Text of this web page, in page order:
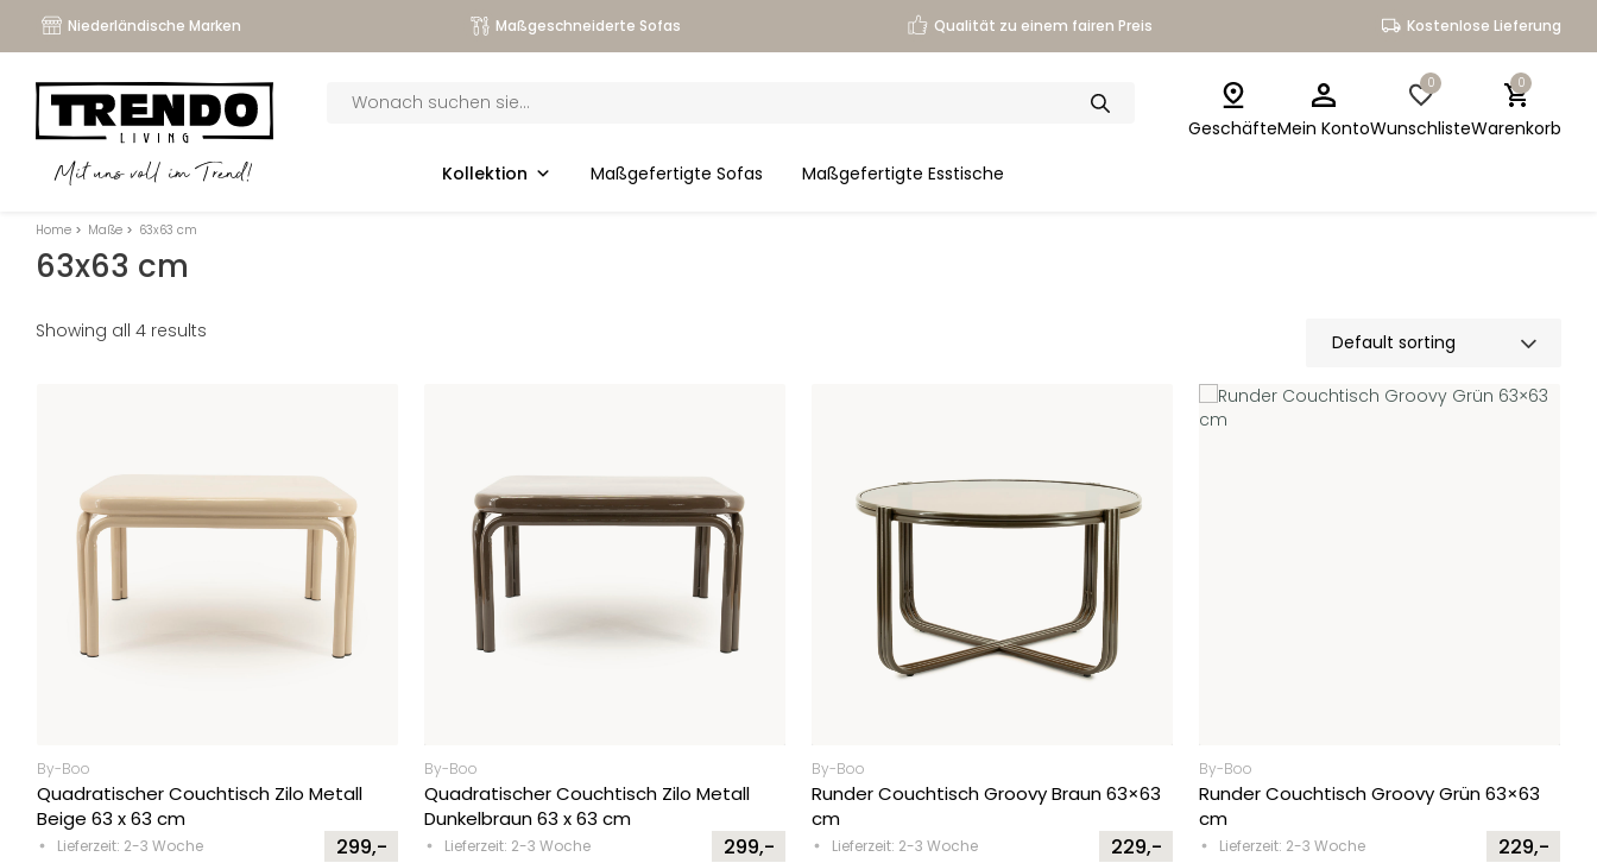
Niederländische Marken Maßgeschneiderte Sofas Qualität zu einem fairen Preis Kostenlose Lieferung
Mit uns voll im Trend!
search
Kollektion Maßgefertigte Sofas Maßgefertigte Esstische
GeschäfteMein Konto
0
Wunschliste
0
Warenkorb
Home > Maße > 63x63 cm
63x63 cm
Showing all 4 results
By-Boo
Quadratischer Couchtisch Zilo Metall
Beige 63 x 63 cm
Lieferzeit: 2-3 Woche 299,-
By-Boo
Quadratischer Couchtisch Zilo Metall
Dunkelbraun 63 x 63 cm
Lieferzeit: 2-3 Woche 299,-
By-Boo
Runder Couchtisch Groovy Braun 63×63
cm
Lieferzeit: 2-3 Woche 229,-
By-Boo
Runder Couchtisch Groovy Grün 63×63
cm
Lieferzeit: 2-3 Woche 229,-